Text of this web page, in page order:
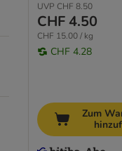
UVP CHF 8.50
CHF 4.50
CHF 15.00 / kg
CHF 4.28
Zum